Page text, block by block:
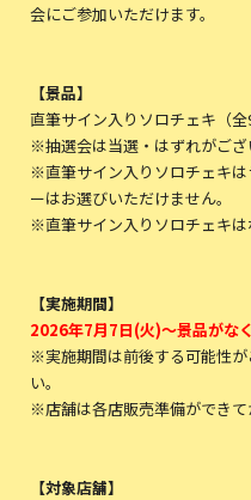
会にご参加いただけます。
【景品】
直筆サイン入りソロチェキ（全
※抽選会は当選・はずれがござ
※直筆サイン入りソロチェキ
ーはお選びいただけません。
※直筆サイン入りソロチェキは
【実施期間】
2026年7月7日(火)～景品がな
※実施期間は前後する可能性
い。
※店舗は各店販売準備ができて
【対象店舗】